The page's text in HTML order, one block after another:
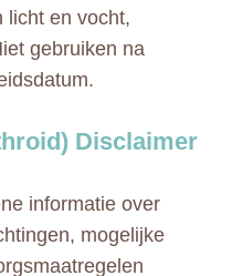
licht en vocht,
gebruiken na
Disclaimer
informatie over
mogelijke